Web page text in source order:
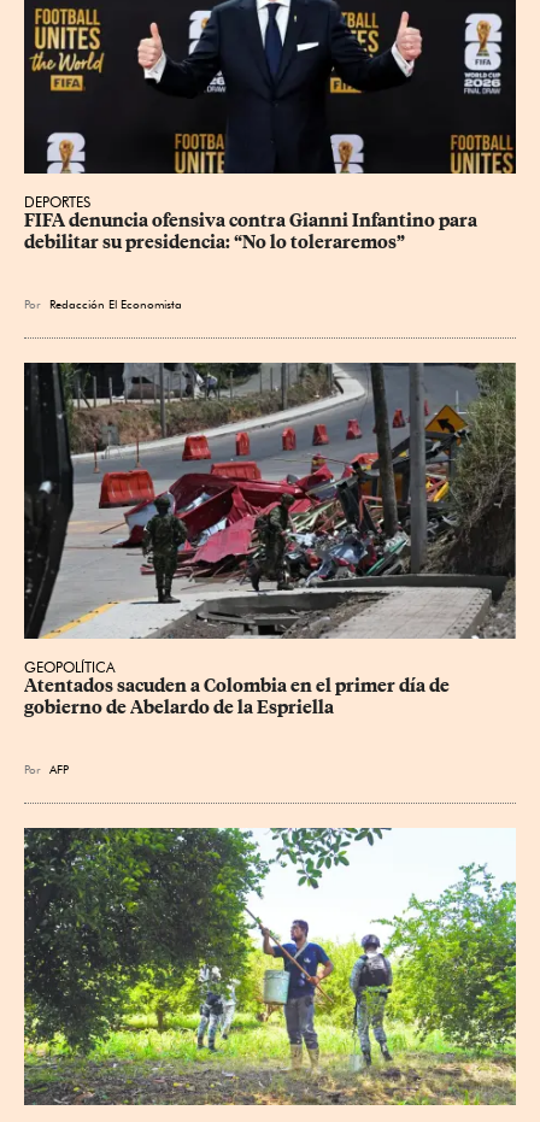
DEPORTES
FIFA denuncia ofensiva contra Gianni Infantino para
debilitar su presidencia: “No lo toleraremos”
Por Redacción El Economista
GEOPOLÍTICA
Atentados sacuden a Colombia en el primer día de
gobierno de Abelardo de la Espriella
Por AFP